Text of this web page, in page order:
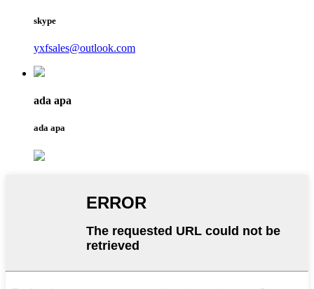
skype
yxfsales@outlook.com
ada apa
ada apa